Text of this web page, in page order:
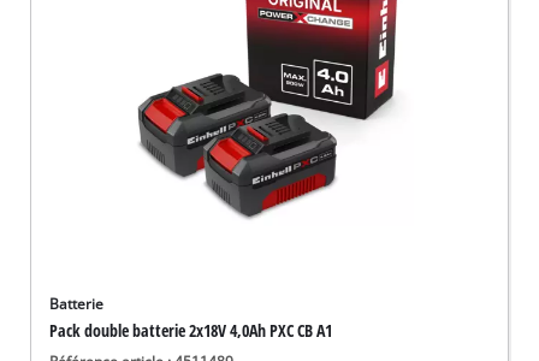
Batterie
Pack double batterie 2x18V 4,0Ah PXC CB A1